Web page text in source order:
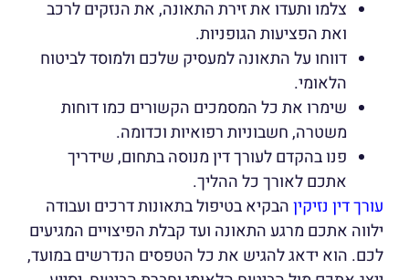
צלמו ותעדו את זירת התאונה, את הנזקים לרכב
ואת הפציעות הגופניות.
דווחו על התאונה למעסיק שלכם ולמוסד לביטוח
הלאומי.
שימרו את כל המסמכים הקשורים כמו דוחות
משטרה, חשבוניות רפואיות וכדומה.
פנו בהקדם לעורך דין מנוסה בתחום, שידריך
אתכם לאורך כל ההליך.
עורך דין נזיקיןהבקיא בטיפול בתאונות דרכים ועבודה
ילווה אתכם מרגע התאונה ועד קבלת הפיצויים המגיעים
לכם. הוא ידאג להגיש את כל הטפסים הנדרשים במועד,